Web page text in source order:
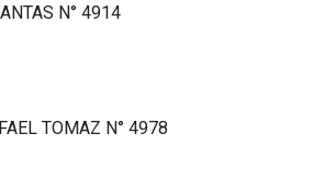
N° 4914
TOMAZ N° 4978